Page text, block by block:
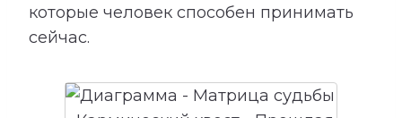
которые человек способен принимать
сейчас.